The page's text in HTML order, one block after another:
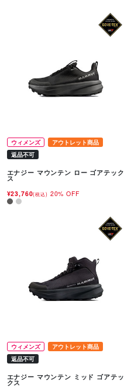
ウィメンズ
アウトレット商品
返品不可
エナジー マウンテン ロー ゴアテック
ス
¥23,760(税込) 20% OFF
ウィメンズ
アウトレット商品
返品不可
エナジー マウンテン ミッド ゴアテッ
クス